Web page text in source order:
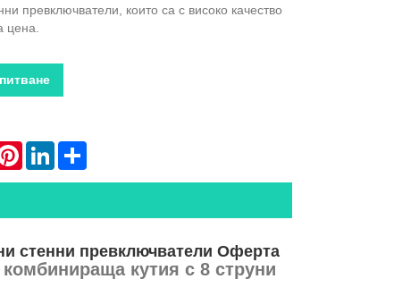
превключватели, които са с високо качество
цена.
PinterestLinkedInShare
стенни превключватели Оферта
кутия с 8 струни